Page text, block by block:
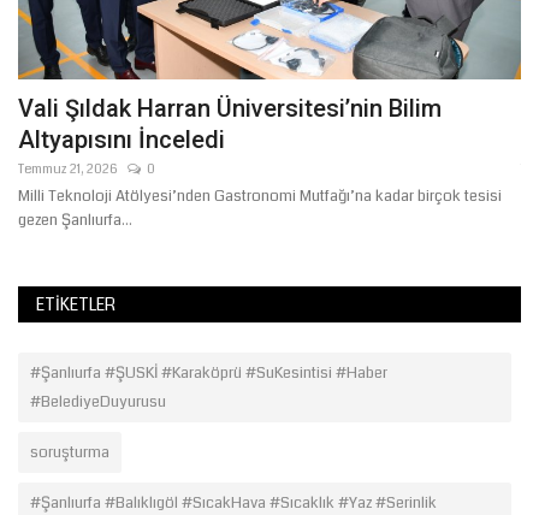
Vali Şıldak Harran Üniversitesi’nin Bilim
Altyapısını İnceledi
Temmuz 21, 2026 0
Milli Teknoloji Atölyesi’nden Gastronomi Mutfağı’na kadar birçok tesisi
gezen Şanlıurfa...
ETIKETLER
#Şanlıurfa #ŞUSKİ #Karaköprü #SuKesintisi #Haber
#BelediyeDuyurusu
soruşturma
#Şanlıurfa #Balıklıgöl #SıcakHava #Sıcaklık #Yaz #Serinlik